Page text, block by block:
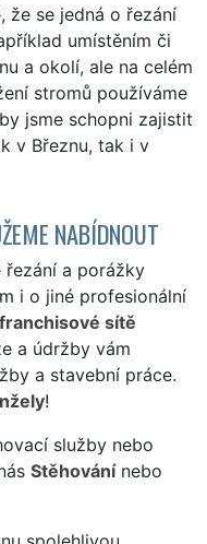
že se jedná o řezání
umístěním či
a okolí, ale na celém
stromů používáme
jsme schopni zajistit
v Březnu, tak i v
NABÍDNOUT
řezání a porážky
i o jiné profesionální
franchisové sítě
a údržby vám
a stavební práce.
!
služby nebo
Stěhovánínebo